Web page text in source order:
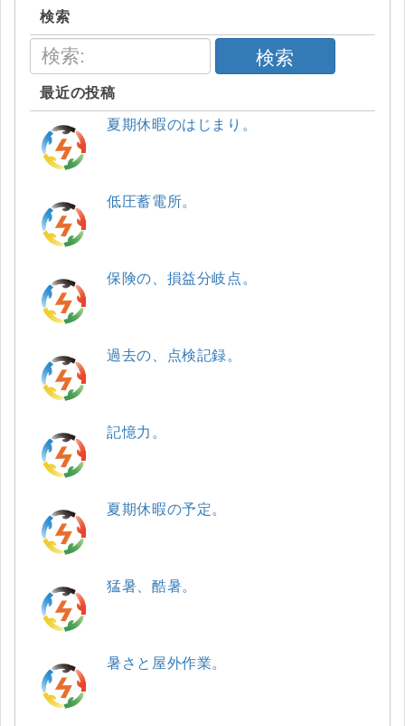
検索
検索
最近の投稿
夏期休暇のはじまり。
低圧蓄電所。
保険の、損益分岐点。
過去の、点検記録。
記憶力。
夏期休暇の予定。
猛暑、酷暑。
暑さと屋外作業。